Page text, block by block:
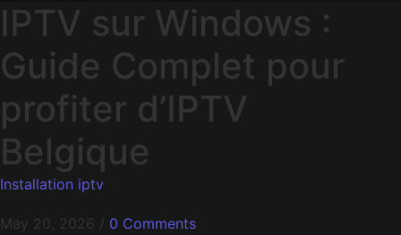
IPTV sur Windows :
Guide Complet pour
profiter d’IPTV
Belgique
Installation iptv
May 20, 2026 / 0 Comments